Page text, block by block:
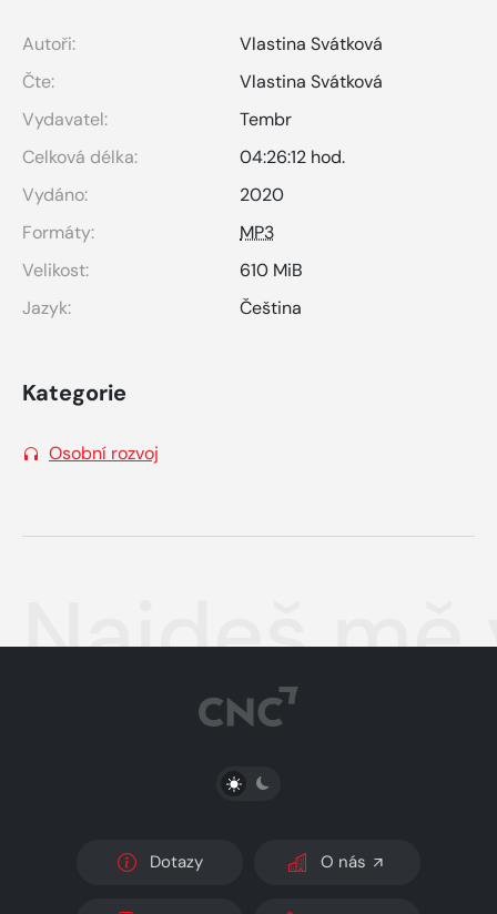
Autoři:
Vlastina Svátková
Čte:
Vlastina Svátková
Vydavatel:
Tembr
Celková délka:
04:26:12 hod.
Vydáno:
2020
Formáty:
MP3
Velikost:
610 MiB
Jazyk:
Čeština
Kategorie
Osobní rozvoj
Najdeš mě
PŘEPNOUT SVĚTLÝ/TMAVÝ REŽIM
Dotazy O nás